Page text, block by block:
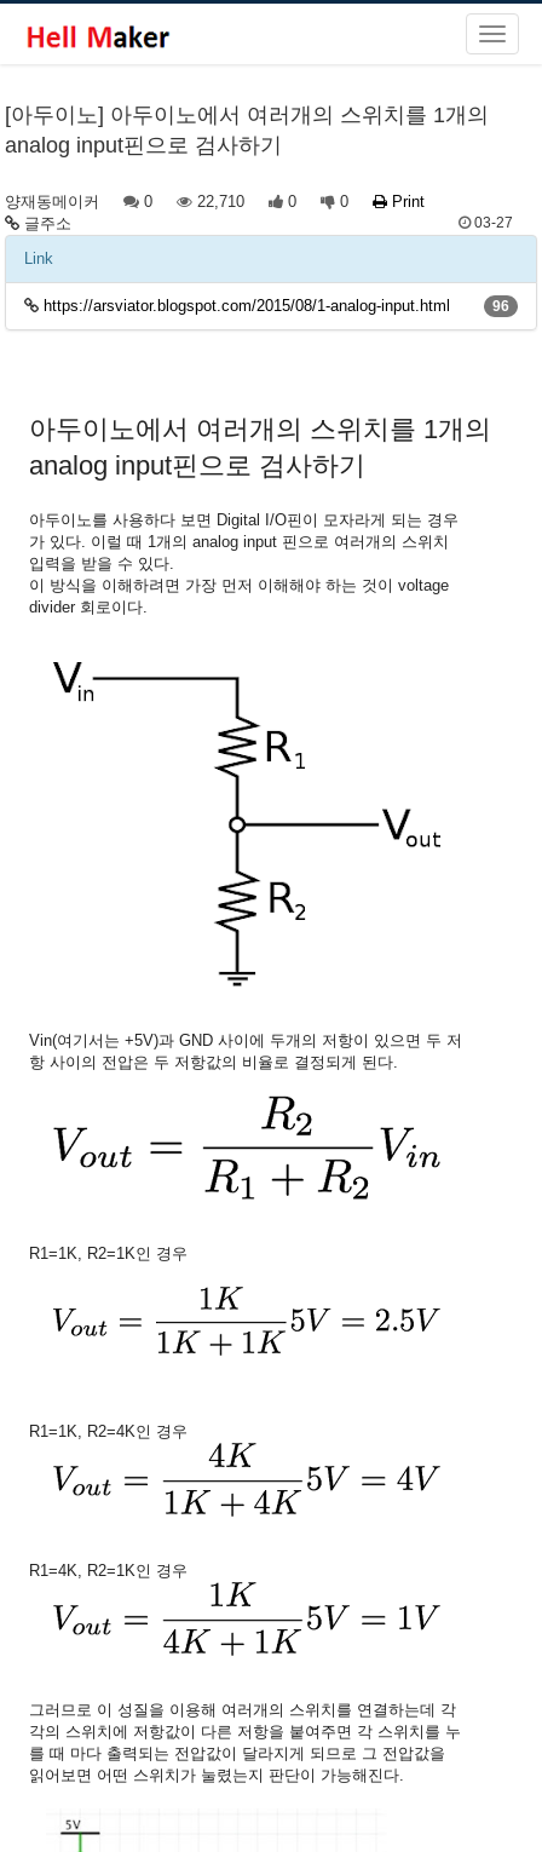
[아두이노] 아두이노에서 여러개의 스위치를 1개의
analog input핀으로 검사하기
양재동메이커 0 22,710 0 0
Print
글주소
03-27
Link
https://arsviator.blogspot.com/2015/08/1-analog-input.html 96
아두이노에서 여러개의 스위치를 1개의
analog input핀으로 검사하기
아두이노를 사용하다 보면 Digital I/O핀이 모자라게 되는 경우
가 있다. 이럴 때 1개의 analog input 핀으로 여러개의 스위치
입력을 받을 수 있다.
이 방식을 이해하려면 가장 먼저 이해해야 하는 것이 voltage
divider 회로이다.
Vin(여기서는 +5V)과 GND 사이에 두개의 저항이 있으면 두 저
항 사이의 전압은 두 저항값의 비율로 결정되게 된다.
R1=1K, R2=1K인 경우
R1=1K, R2=4K인 경우
R1=4K, R2=1K인 경우
그러므로 이 성질을 이용해 여러개의 스위치를 연결하는데 각
각의 스위치에 저항값이 다른 저항을 붙여주면 각 스위치를 누
를 때 마다 출력되는 전압값이 달라지게 되므로 그 전압값을
읽어보면 어떤 스위치가 눌렸는지 판단이 가능해진다.